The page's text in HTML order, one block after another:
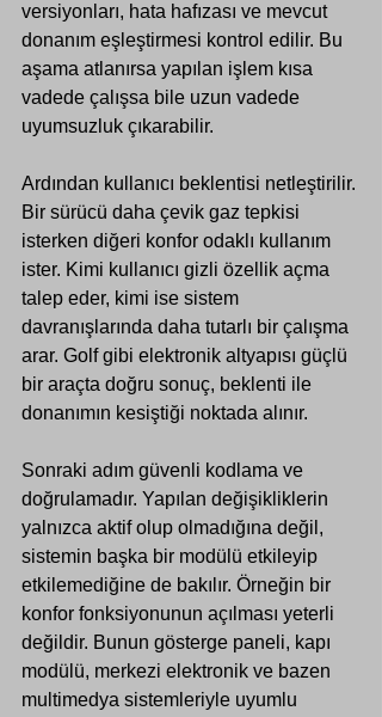
versiyonları, hata hafızası ve mevcut
donanım eşleştirmesi kontrol edilir. Bu
aşama atlanırsa yapılan işlem kısa
vadede çalışsa bile uzun vadede
uyumsuzluk çıkarabilir.
Ardından kullanıcı beklentisi netleştirilir.
Bir sürücü daha çevik gaz tepkisi
isterken diğeri konfor odaklı kullanım
ister. Kimi kullanıcı gizli özellik açma
talep eder, kimi ise sistem
davranışlarında daha tutarlı bir çalışma
arar. Golf gibi elektronik altyapısı güçlü
bir araçta doğru sonuç, beklenti ile
donanımın kesiştiği noktada alınır.
Sonraki adım güvenli kodlama ve
doğrulamadır. Yapılan değişikliklerin
yalnızca aktif olup olmadığına değil,
sistemin başka bir modülü etkileyip
etkilemediğine de bakılır. Örneğin bir
konfor fonksiyonunun açılması yeterli
değildir. Bunun gösterge paneli, kapı
modülü, merkezi elektronik ve bazen
multimedya sistemleriyle uyumlu